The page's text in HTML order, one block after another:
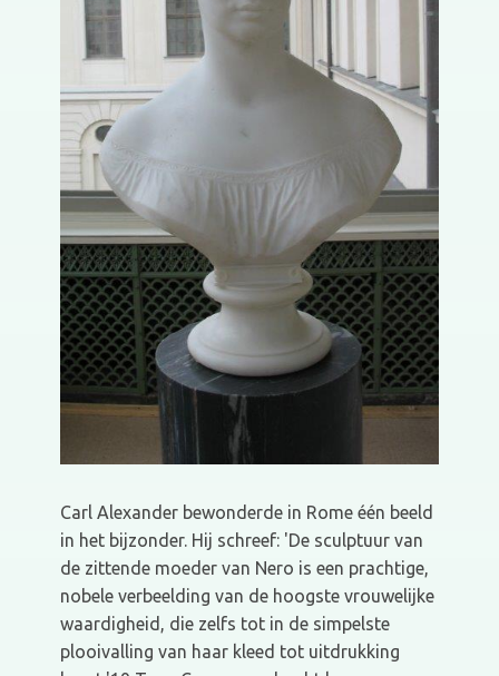
Carl Alexander bewonderde in Rome één beeld
in het bijzonder. Hij schreef: 'De sculptuur van
de zittende moeder van Nero is een prachtige,
nobele verbeelding van de hoogste vrouwelijke
waardigheid, die zelfs tot in de simpelste
plooivalling van haar kleed tot uitdrukking